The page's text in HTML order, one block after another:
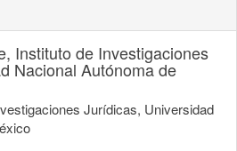
Instituto de Investigaciones
Nacional Autónoma de
Jurídicas, Universidad